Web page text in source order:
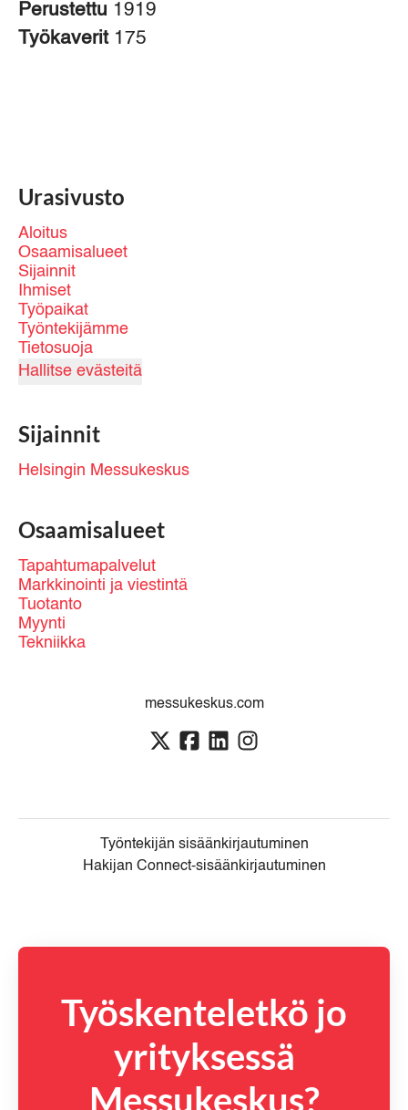
Perustettu 1919
Työkaverit 175
Urasivusto
Aloitus
Osaamisalueet
Sijainnit
Ihmiset
Työpaikat
Työntekijämme
Tietosuoja
Hallitse evästeitä
Sijainnit
Helsingin Messukeskus
Osaamisalueet
Tapahtumapalvelut
Markkinointi ja viestintä
Tuotanto
Myynti
Tekniikka
messukeskus.com
Työntekijän sisäänkirjautuminen
Hakijan Connect-sisäänkirjautuminen
Työskenteletkö jo
yrityksessä
Messukeskus?